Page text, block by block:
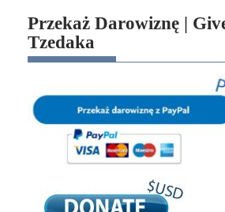
Przekaż Darowiznę |
Tzedaka